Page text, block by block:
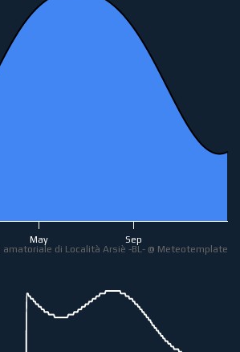
May Sep
di Località Arsiè -BL- @ Meteotemplate